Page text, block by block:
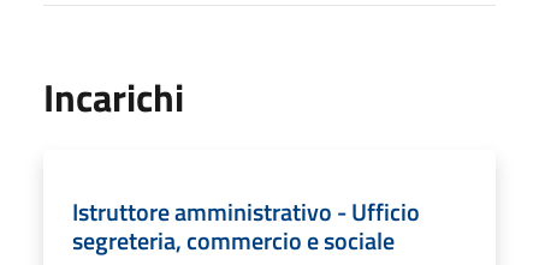
Incarichi
Istruttore amministrativo - Ufficio
segreteria, commercio e sociale